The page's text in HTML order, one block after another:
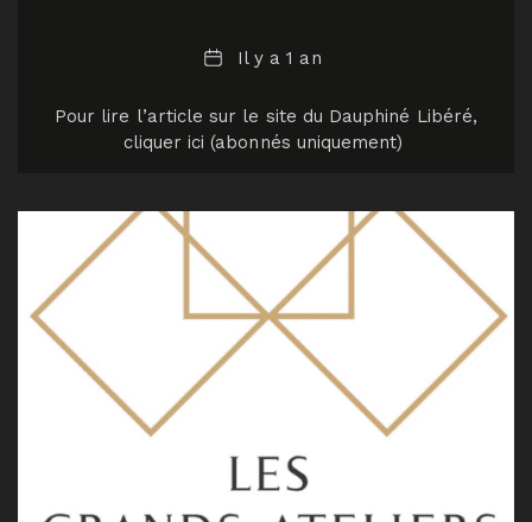
DateIl y a 1 an
Pour lire l’article sur le site du Dauphiné Libéré,
cliquer ici (abonnés uniquement)